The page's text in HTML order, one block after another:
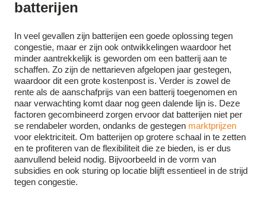
batterijen
In veel gevallen zijn batterijen een goede oplossing tegen
congestie, maar er zijn ook ontwikkelingen waardoor het
minder aantrekkelijk is geworden om een batterij aan te
schaffen. Zo zijn de nettarieven afgelopen jaar gestegen,
waardoor dit een grote kostenpost is. Verder is zowel de
rente als de aanschafprijs van een batterij toegenomen en
naar verwachting komt daar nog geen dalende lijn is. Deze
factoren gecombineerd zorgen ervoor dat batterijen niet per
se rendabeler worden, ondanks de gestegen marktprijzen
voor elektriciteit. Om batterijen op grotere schaal in te zetten
en te profiteren van de flexibiliteit die ze bieden, is er dus
aanvullend beleid nodig. Bijvoorbeeld in de vorm van
subsidies en ook sturing op locatie blijft essentieel in de strijd
tegen congestie.